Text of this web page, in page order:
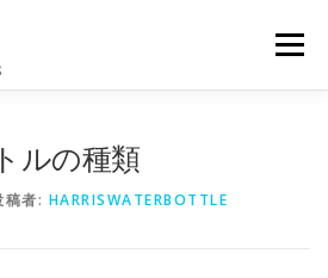
メニ
ルの種類
稿者: HARRISWATERBOTTLE